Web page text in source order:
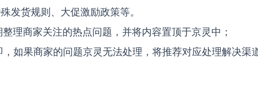
发货规则、大促激励政策等。
理商家关注的热点问题，并将内容置顶于京灵中；
如果商家的问题京灵无法处理，将推荐对应处理解决渠